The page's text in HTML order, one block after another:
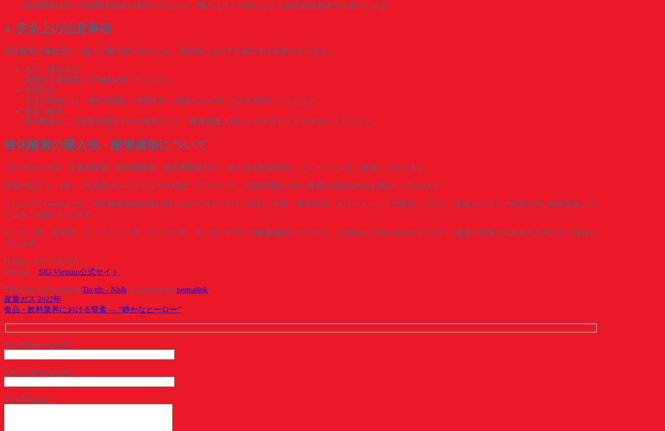
液化酸素は高い溶存酸素濃度を維持できるため、酸欠リスクを抑えながら超高密度養殖を可能にします。
4. 安全上の注意事項
液化酸素は極低温かつ強力な酸化性を持つため、運用時には以下を厳守する必要があります。
火災・爆発防止
油脂類や有機物との接触を避けてください。
凍傷防止
充填作業時には、専用保護具（断熱手袋・保護メガネ等）を必ず着用してください。
換気の確保
液化酸素タンク設置場所は十分な換気を行い、酸素濃度上昇による火災リスクを防止してください。
液化酸素の購入先・酸素価格について
SIG Vietnamでは、工業用酸素、医療用酸素、食品用酸素など、あらゆる酸素供給ソリューションをご提供しております。
用途に応じて、40L・50L高圧ボンベによるガス供給、LGCタンク、大型貯槽などから最適な供給方式をお選びいただけます。
さらにSIG Vietnamでは、液化酸素供給設備に関するEPCMサービス（設計・調達・施工管理）をワンストップで提供しており、安全かつコスト効率の高い酸素供給シス
テムをご提案いたします。
ビンズン省、西寧省、ビンフオック省、ドンナイ省、カンボジア向けの酸素価格については、お気軽にお問い合わせください。最適で競争力のあるお見積りをご提供い
たします。
Hotline：0937 200 655
Website： SIG Vietnam公式サイト
This entry was posted in Tin tức - Nhật. Bookmark the permalink.
産業ガス 2022年
食品・飲料業界における窒素 ― “静かなヒーロー”
Your Name (required)
Your Email (required)
Your Message